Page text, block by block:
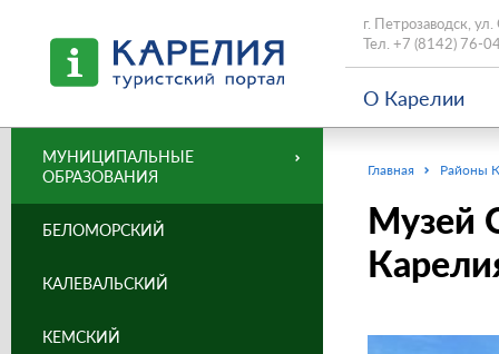
г. Петрозаводск,
Тел. +7 (8142) 76-
О Карелии
Главная Районы
Музей
МУНИЦИПАЛЬНЫЕ
ОБРАЗОВАНИЯ
БЕЛОМОРСКИЙ
КАЛЕВАЛЬСКИЙ
КЕМСКИЙ